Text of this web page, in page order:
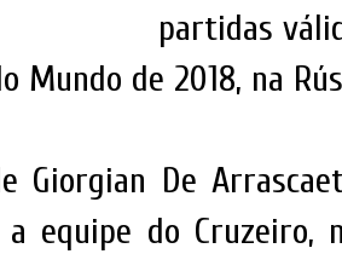
partidas
Mundo de 2018, na
Giorgian De
equipe do Cruzeiro,